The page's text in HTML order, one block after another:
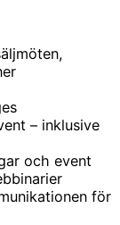
– inklusive
och event
för